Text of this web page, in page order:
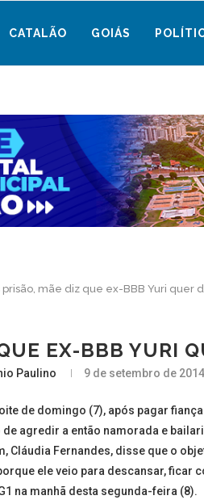
CATALÃO GOIÁS
prisão, mãe diz que ex-BBB Yuri quer
EX-BBB YURI
Paulino 9 de setembro de 2014
de domingo (7), após pagar
agredir a então namorada e
Cláudia Fernandes, disse que o
ele veio para descansar, ficar
na manhã desta segunda-feira (8).